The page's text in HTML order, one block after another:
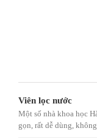
Viên lọc nước
Một số nhà khoa học
gọn, rất dễ dùng,